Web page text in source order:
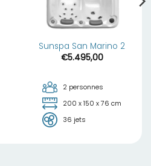
Sunspa San Marino 2
€5.495,00
2 personnes
200 x 150 x 76 cm
36 jets